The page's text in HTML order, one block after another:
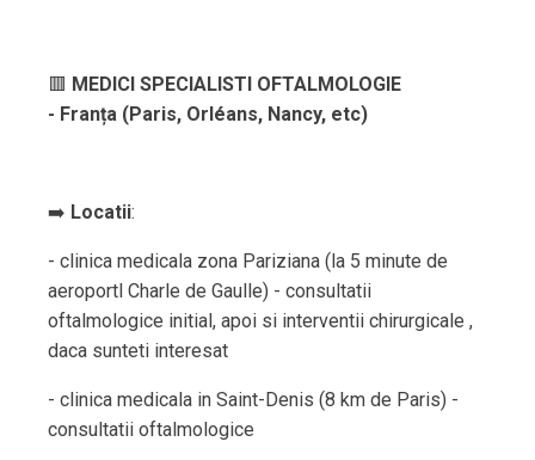
🟥 MEDICI SPECIALISTI OFTALMOLOGIE
- Franța (Paris, Orléans, Nancy, etc)
➡️ Locatii:
- clinica medicala zona Pariziana (la 5 minute de
aeroportl Charle de Gaulle) - consultatii
oftalmologice initial, apoi si interventii chirurgicale ,
daca sunteti interesat
- clinica medicala in Saint-Denis (8 km de Paris) -
consultatii oftalmologice